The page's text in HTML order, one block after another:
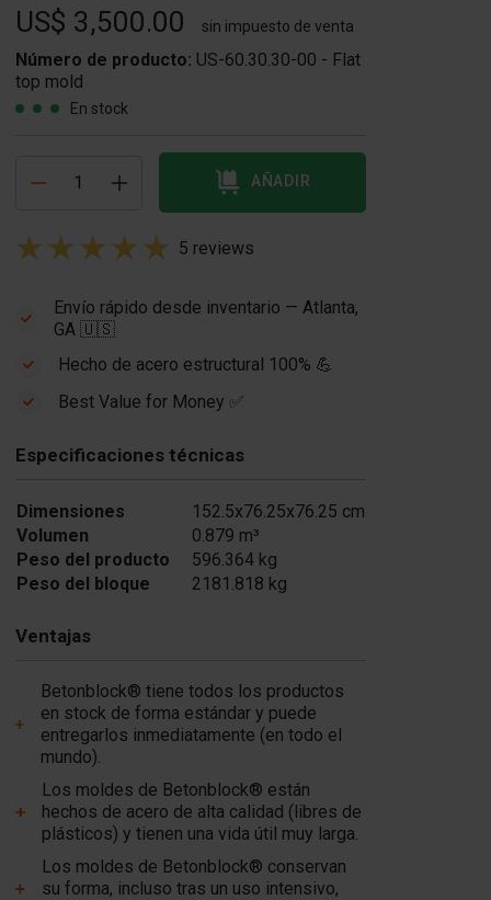
US$ 3,500.00
sin impuesto de venta
Número de producto: US-60.30.30-00 - Flat
top mold
En stock
AÑADIR
5 reviews
Envío rápido desde inventario — Atlanta,
GA 🇺🇸
Hecho de acero estructural 100% 💪
Best Value for Money ✅
Especificaciones técnicas
Dimensiones
152.5x76.25x76.25 cm
Volumen
0.879 m³
Peso del producto
596.364 kg
Peso del bloque
2181.818 kg
Ventajas
Betonblock® tiene todos los productos
en stock de forma estándar y puede
entregarlos inmediatamente (en todo el
mundo).
Los moldes de Betonblock® están
hechos de acero de alta calidad (libres de
plásticos) y tienen una vida útil muy larga.
Los moldes de Betonblock® conservan
su forma, incluso tras un uso intensivo,